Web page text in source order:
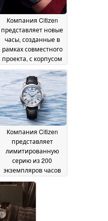
Компания Citizen
представляет новые
часы, созданные в
рамках совместного
проекта, с корпусом
ионным покрытием
и сапфировым
стеклом18 July 2026
Компания Citizen
представляет
лимитированную
серию из 200
экземпляров часов
циферблатом из
бумаги «васи»,
дизайн которого
вдохновлён